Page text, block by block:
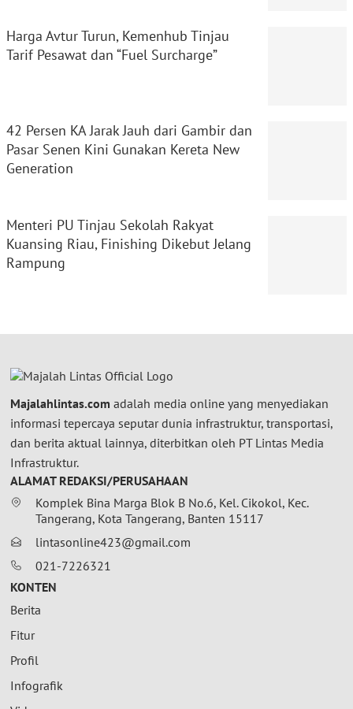
Harga Avtur Turun, Kemenhub Tinjau
Tarif Pesawat dan “Fuel Surcharge”
42 Persen KA Jarak Jauh dari Gambir dan
Pasar Senen Kini Gunakan Kereta New
Generation
Menteri PU Tinjau Sekolah Rakyat
Kuansing Riau, Finishing Dikebut Jelang
Rampung
Majalahlintas.com adalah media online yang menyediakan
informasi tepercaya seputar dunia infrastruktur, transportasi,
dan berita aktual lainnya, diterbitkan oleh PT Lintas Media
Infrastruktur.
ALAMAT REDAKSI/PERUSAHAAN
Komplek Bina Marga Blok B No.6, Kel. Cikokol, Kec.
Tangerang, Kota Tangerang, Banten 15117
lintasonline423@gmail.com
021-7226321
KONTEN
Berita
Fitur
Profil
Infografik